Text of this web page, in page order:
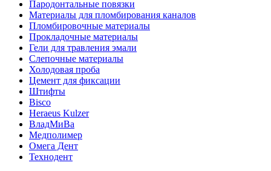
Пародонтальные повязки
Материалы для пломбирования каналов
Пломбировочные материалы
Прокладочные материалы
Гели для травления эмали
Слепочные материалы
Холодовая проба
Цемент для фиксации
Штифты
Bisco
Heraeus Kulzer
ВладМиВа
Медполимер
Омега Дент
Технодент